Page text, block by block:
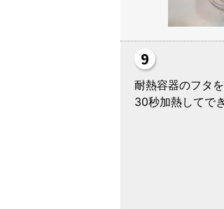
耐熱容器のフタ
30秒加熱してで